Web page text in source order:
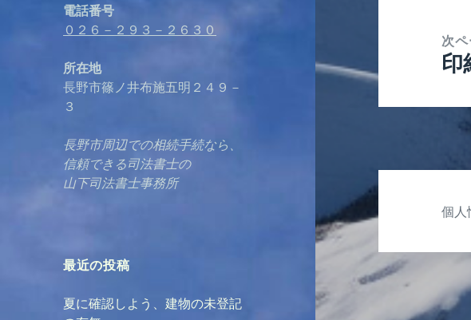
電話番号
０２６－２９３－２６３０
所在地
長野市篠ノ井布施五明２４９－
３
長野市周辺での相続手続なら、
信頼できる司法書士の
山下司法書士事務所
最近の投稿
夏に確認しよう、建物の未登記
ョ
次
次
投
印
個人